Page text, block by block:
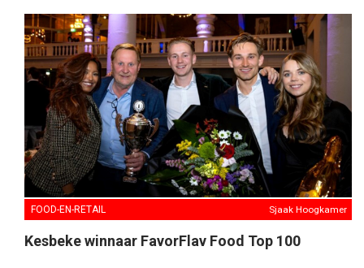
FOOD-EN-RETAIL Sjaak Hoogkamer
Kesbeke winnaar FavorFlav Food Top 100